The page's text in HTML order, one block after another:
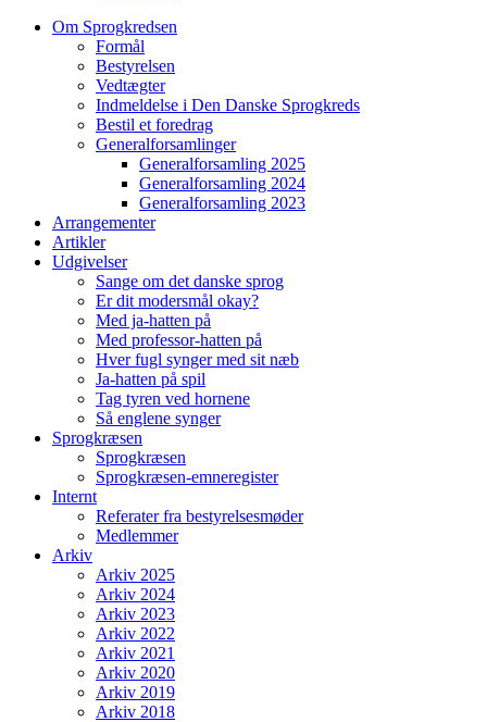
Om Sprogkredsen
Formål
Bestyrelsen
Vedtægter
Indmeldelse i Den Danske Sprogkreds
Bestil et foredrag
Generalforsamlinger
Generalforsamling 2025
Generalforsamling 2024
Generalforsamling 2023
Arrangementer
Artikler
Udgivelser
Sange om det danske sprog
Er dit modersmål okay?
Med ja-hatten på
Med professor-hatten på
Hver fugl synger med sit næb
Ja-hatten på spil
Tag tyren ved hornene
Så englene synger
Sprogkræsen
Sprogkræsen
Sprogkræsen-emneregister
Internt
Referater fra bestyrelsesmøder
Medlemmer
Arkiv
Arkiv 2025
Arkiv 2024
Arkiv 2023
Arkiv 2022
Arkiv 2021
Arkiv 2020
Arkiv 2019
Arkiv 2018